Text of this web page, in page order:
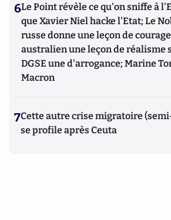
6Le Point révèle ce qu'on sniffe à
que Xavier Niel hacke l'Etat; Le
russe donne une leçon de
australien une leçon de réalisme
DGSE une d'arrogance; Marine
Macron
7Cette autre crise migratoire
se profile après Ceuta